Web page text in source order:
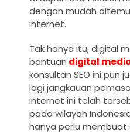
dengan mudah
internet.
Tak hanya itu, digital
bantuan digital
konsultan SEO ini pun
lagi jangkauan
internet ini telah
pada wilayah
hanya perlu